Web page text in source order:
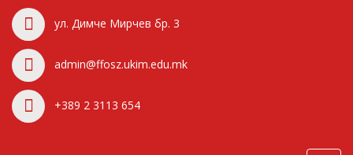
ул. Димче Мирчев бр. 3
admin@ffosz.ukim.edu.mk
+389 2 3113 654